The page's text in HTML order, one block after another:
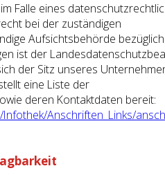
Falle eines
bei der zuständigen
Aufsichtsbehörde bezüglich
ist der
der Sitz unseres
eine Liste der
deren Kontaktdaten bereit:
Anschriften_Links/